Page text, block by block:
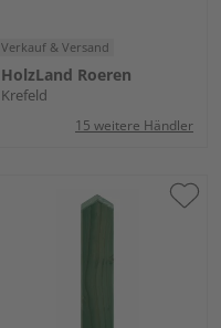
Verkauf & Versand
HolzLand Roeren
Krefeld
15 weitere Händler